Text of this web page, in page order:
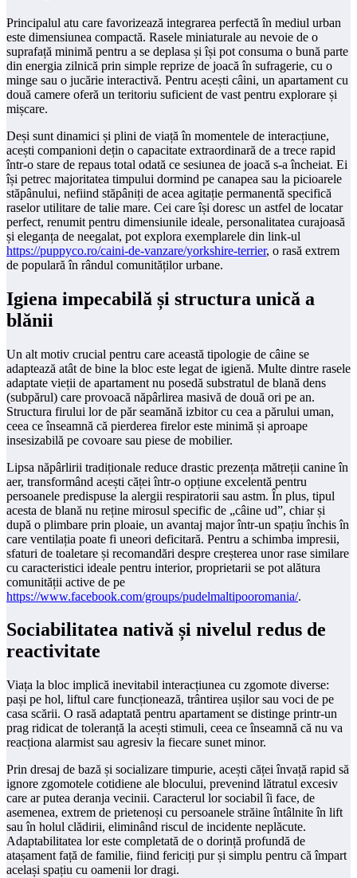
Principalul atu care favorizează integrarea perfectă în mediul urban
este dimensiunea compactă. Rasele miniaturale au nevoie de o
suprafață minimă pentru a se deplasa și își pot consuma o bună parte
din energia zilnică prin simple reprize de joacă în sufragerie, cu o
minge sau o jucărie interactivă. Pentru acești câini, un apartament cu
două camere oferă un teritoriu suficient de vast pentru explorare și
mișcare.
Deși sunt dinamici și plini de viață în momentele de interacțiune,
acești companioni dețin o capacitate extraordinară de a trece rapid
într-o stare de repaus total odată ce sesiunea de joacă s-a încheiat. Ei
își petrec majoritatea timpului dormind pe canapea sau la picioarele
stăpânului, nefiind stăpâniți de acea agitație permanentă specifică
raselor utilitare de talie mare. Cei care își doresc un astfel de locatar
perfect, renumit pentru dimensiunile ideale, personalitatea curajoasă
și eleganța de neegalat, pot explora exemplarele din link-ul
https://puppyco.ro/caini-de-vanzare/yorkshire-terrier, o rasă extrem
de populară în rândul comunităților urbane.
Igiena impecabilă și structura unică a
blănii
Un alt motiv crucial pentru care această tipologie de câine se
adaptează atât de bine la bloc este legat de igienă. Multe dintre rasele
adaptate vieții de apartament nu posedă substratul de blană dens
(subpărul) care provoacă năpârlirea masivă de două ori pe an.
Structura firului lor de păr seamănă izbitor cu cea a părului uman,
ceea ce înseamnă că pierderea firelor este minimă și aproape
insesizabilă pe covoare sau piese de mobilier.
Lipsa năpârlirii tradiționale reduce drastic prezența mătreții canine în
aer, transformând acești căței într-o opțiune excelentă pentru
persoanele predispuse la alergii respiratorii sau astm. În plus, tipul
acesta de blană nu reține mirosul specific de „câine ud”, chiar și
după o plimbare prin ploaie, un avantaj major într-un spațiu închis în
care ventilația poate fi uneori deficitară. Pentru a schimba impresii,
sfaturi de toaletare și recomandări despre creșterea unor rase similare
cu caracteristici ideale pentru interior, proprietarii se pot alătura
comunității active de pe
https://www.facebook.com/groups/pudelmaltipooromania/.
Sociabilitatea nativă și nivelul redus de
reactivitate
Viața la bloc implică inevitabil interacțiunea cu zgomote diverse:
pași pe hol, liftul care funcționează, trântirea ușilor sau voci de pe
casa scării. O rasă adaptată pentru apartament se distinge printr-un
prag ridicat de toleranță la acești stimuli, ceea ce înseamnă că nu va
reacționa alarmist sau agresiv la fiecare sunet minor.
Prin dresaj de bază și socializare timpurie, acești căței învață rapid să
ignore zgomotele cotidiene ale blocului, prevenind lătratul excesiv
care ar putea deranja vecinii. Caracterul lor sociabil îi face, de
asemenea, extrem de prietenoși cu persoanele străine întâlnite în lift
sau în holul clădirii, eliminând riscul de incidente neplăcute.
Adaptabilitatea lor este completată de o dorință profundă de
atașament față de familie, fiind fericiți pur și simplu pentru că împart
același spațiu cu oamenii lor dragi.